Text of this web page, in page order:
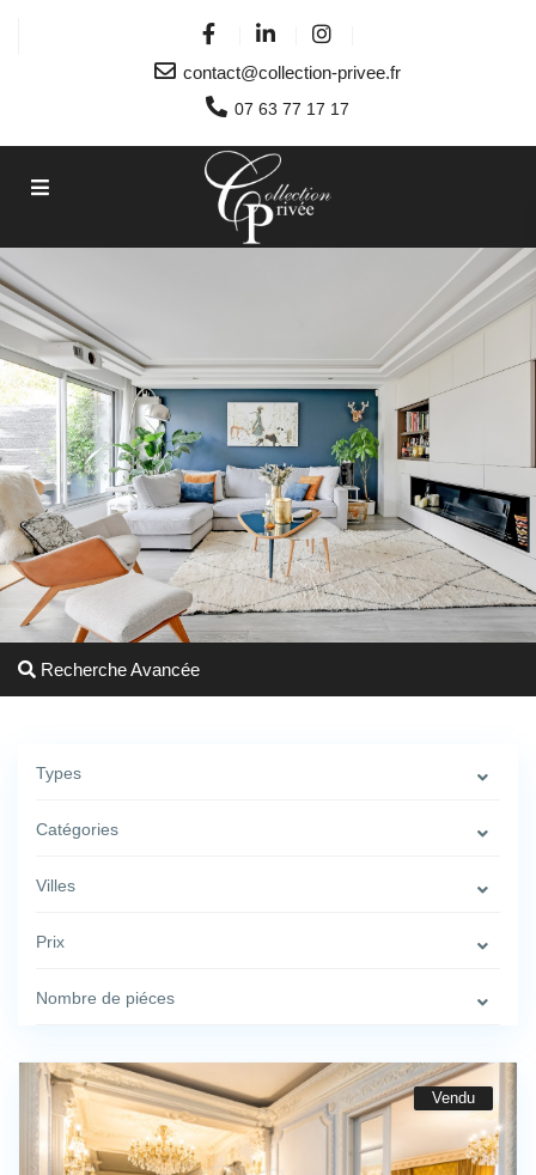
contact@collection-privee.fr
07 63 77 17 17
Recherche Avancée
Types
Catégories
Villes
Prix
Nombre de piéces
Vendu